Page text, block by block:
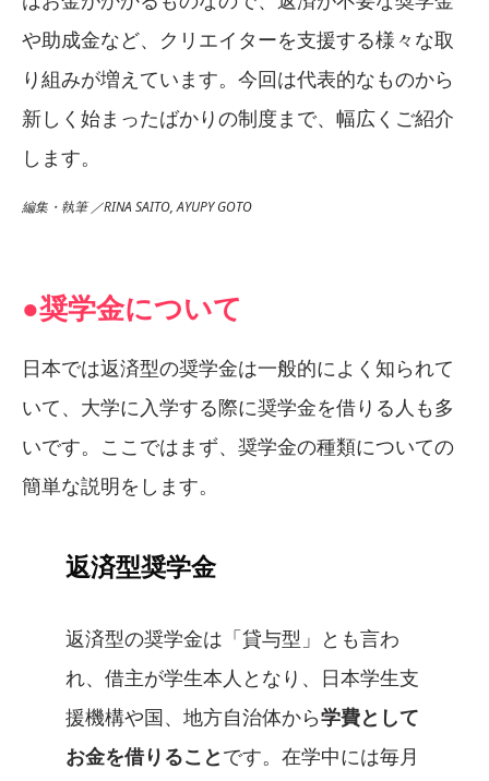
や助成金など、クリエイターを支援する様々な取
り組みが増えています。今回は代表的なものから
新しく始まったばかりの制度まで、幅広くご紹介
します。
編集・執筆 ／RINA SAITO, AYUPY GOTO
●奨学金について
日本では返済型の奨学金は一般的によく知られて
いて、大学に入学する際に奨学金を借りる人も多
いです。ここではまず、奨学金の種類についての
簡単な説明をします。
返済型奨学金
返済型の奨学金は「貸与型」とも言わ
れ、借主が学生本人となり、日本学生支
援機構や国、地方自治体から学費として
お金を借りることです。在学中には毎月